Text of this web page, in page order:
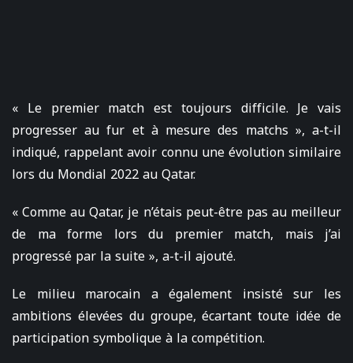
« Le premier match est toujours difficile. Je vais
progresser au fur et à mesure des matchs », a-t-il
indiqué, rappelant avoir connu une évolution similaire
lors du Mondial 2022 au Qatar.
« Comme au Qatar, je n’étais peut-être pas au meilleur
de ma forme lors du premier match, mais j’ai
progressé par la suite », a-t-il ajouté.
Le milieu marocain a également insisté sur les
ambitions élevées du groupe, écartant toute idée de
participation symbolique à la compétition.